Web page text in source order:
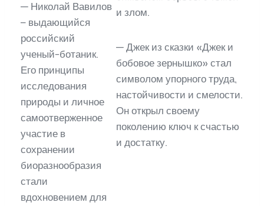
— Николай Вавилов
– выдающийся
российский
ученый-ботаник.
Его принципы
исследования
природы и личное
самоотверженное
участие в
сохранении
биоразнообразия
стали
вдохновением для
и злом.
— Джек из сказки «Джек и
бобовое зернышко» стал
символом упорного труда,
настойчивости и смелости.
Он открыл своему
поколению ключ к счастью
и достатку.